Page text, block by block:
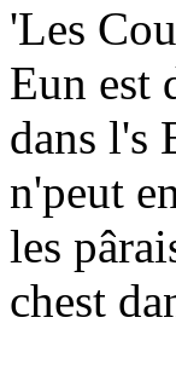
'Les
Eun est
dans l's
n'peut
les
chest